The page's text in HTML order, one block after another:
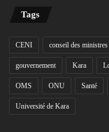
Tags
CENI conseil des ministres
gouvernement Kara
OMS ONU Santé
Université de Kara